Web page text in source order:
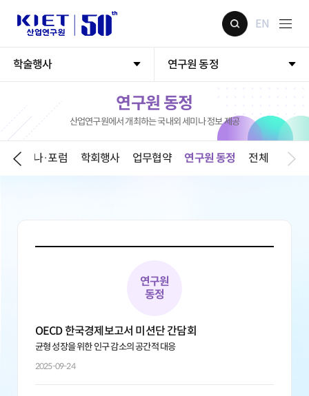
EN
학술행사 연구원 동정
연구원 동정
산업연구원에서 개최하는 국내외 세미나 정보 제공
세미나·포럼 학회행사 업무협약 연구원 동정 전체
연구원
동정
OECD 한국경제보고서 미션단 간담회
균형 성장을 위한 인구 감소의 공간적 대응
2025-09-24